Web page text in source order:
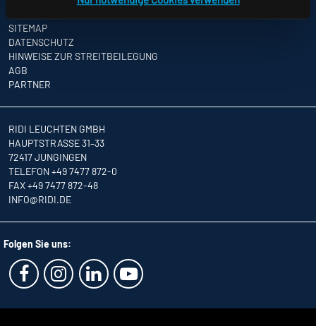
SITEMAP
DATENSCHUTZ
HINWEISE ZUR STREITBEILEGUNG
AGB
PARTNER
RIDI LEUCHTEN GMBH
HAUPTSTRASSE 31–33
72417 JUNGINGEN
TELEFON +49 7477 872-0
FAX +49 7477 872-48
INFO@RIDI.DE
Folgen Sie uns: